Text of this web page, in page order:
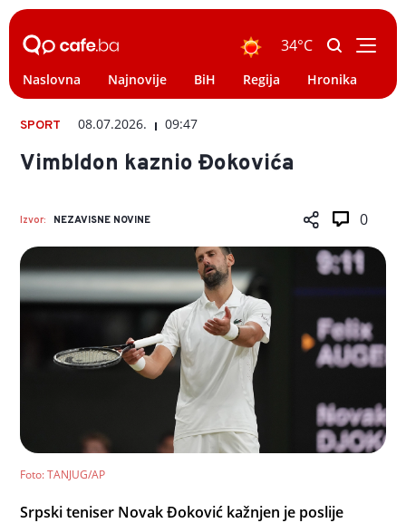
34°C
Naslovna Najnovije BiH Regija Hronika
SPORT 08.07.2026. 09:47
Vimbldon kaznio Đokovića
Izvor: NEZAVISNE NOVINE 0
Foto: TANJUG/AP
Srpski teniser Novak Đoković kažnjen je poslije